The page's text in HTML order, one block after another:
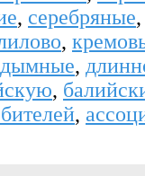
, серебряные
,
дымные,
,
,